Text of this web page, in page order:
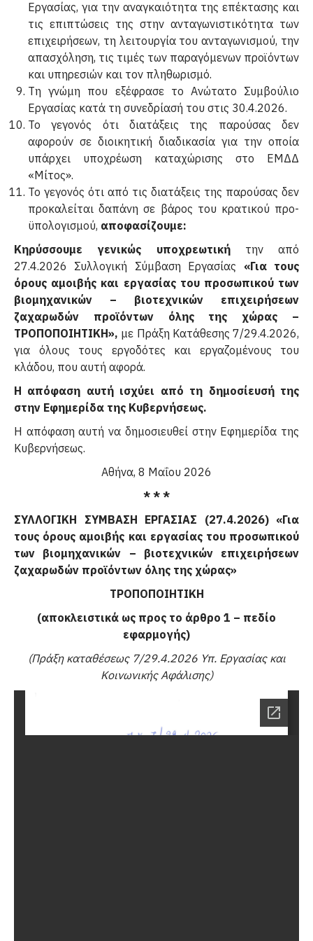
Εργασίας, για την αναγκαιότητα της επέκτασης και
τις επιπτώσεις της στην ανταγωνιστικότητα των
επιχειρήσεων, τη λειτουργία του ανταγωνισμού, την
απασχόληση, τις τιμές των παραγόμενων προϊόντων
και υπηρεσιών και τον πληθωρισμό.
Τη γνώμη που εξέφρασε το Ανώτατο Συμβούλιο
Εργασίας κατά τη συνεδρίασή του στις 30.4.2026.
Το γεγονός ότι διατάξεις της παρούσας δεν
αφορούν σε διοικητική διαδικασία για την οποία
υπάρχει υποχρέωση καταχώρισης στο ΕΜΔΔ
«Μίτος».
Το γεγονός ότι από τις διατάξεις της παρούσας δεν
προκαλείται δαπάνη σε βάρος του κρατικού προ­
ϋπολογισμού, αποφασίζουμε:
Κηρύσσουμε γενικώς υποχρεωτικήτην από
27.4.2026 Συλλογική Σύμβαση Εργασίας «Για τους
όρους αμοι­βής και εργασίας του προσωπικού των
βιομηχανικών – βιοτεχνικών επιχειρήσεων
ζαχαρωδών προϊόντων όλης της χώρας –
ΤΡΟΠΟΠΟΙΗΤΙΚΗ», με Πράξη Κατάθεσης 7/29.4.2026,
για όλους τους εργοδότες και εργαζομένους του
κλάδου, που αυτή αφορά.
Η απόφαση αυτή ισχύει από τη δημοσίευσή της
στην Εφημερίδα της Κυβερνήσεως.
Η απόφαση αυτή να δημοσιευθεί στην Εφημερίδα της
Κυβερνήσεως.
Αθήνα, 8 Μαΐου 2026
* * *
ΣΥΛΛΟΓΙΚΗ ΣΥΜΒΑΣΗ ΕΡΓΑΣΙΑΣ (27.4.2026) «Για
τους όρους αμοιβής και εργασίας του προσωπικού
των βιομηχανικών – βιοτεχνικών επιχειρήσεων
ζαχαρωδών προϊόντων όλης της χώρας»
ΤΡΟΠΟΠΟΙΗΤΙΚΗ
(αποκλειστικά ως προς το άρθρο 1 – πεδίο
εφαρμογής)
(Πράξη καταθέσεως 7/29.4.2026 Υπ. Εργασίας και
Κοινωνικής Αφάλισης)